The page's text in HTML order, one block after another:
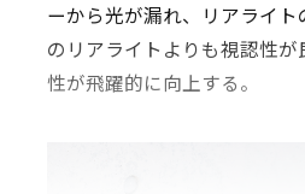
ーから光が漏れ、リアライ
のリアライトよりも視認性
性が飛躍的に向上する。